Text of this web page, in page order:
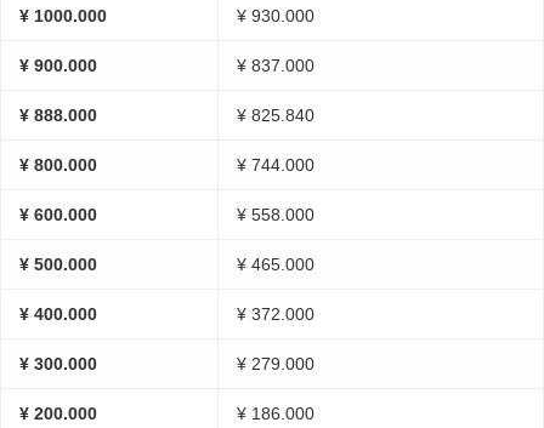
¥ 1000.000 ¥ 930.000
¥ 900.000 ¥ 837.000
¥ 888.000 ¥ 825.840
¥ 800.000 ¥ 744.000
¥ 600.000 ¥ 558.000
¥ 500.000 ¥ 465.000
¥ 400.000 ¥ 372.000
¥ 300.000 ¥ 279.000
¥ 200.000 ¥ 186.000